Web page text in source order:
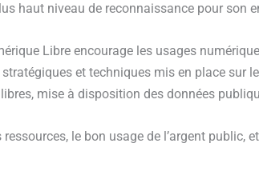
haut niveau de reconnaissance pour son
Libre encourage les usages
et techniques mis en place sur
mise à disposition des données
le bon usage de l’argent